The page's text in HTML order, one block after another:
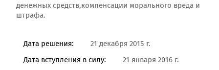
денежных средств,компенсации морального вреда и
штрафа.
Дата решения:
21 декабря 2015 г.
Дата вступления в силу:
21 января 2016 г.